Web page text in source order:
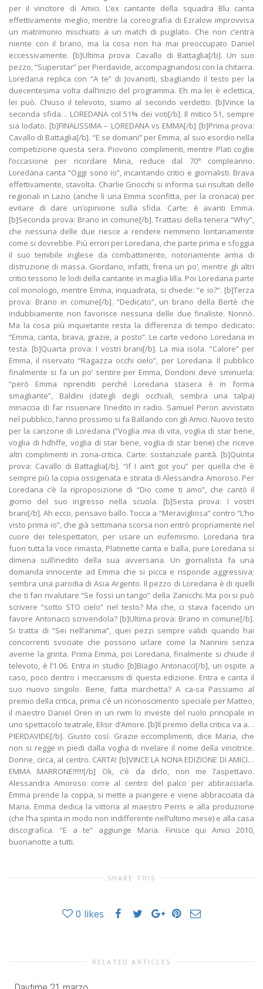
SHARE THIS
0 likes
RELATED ARTICLES